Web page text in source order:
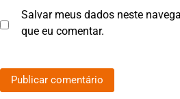
Salvar meus dados neste
que eu comentar.